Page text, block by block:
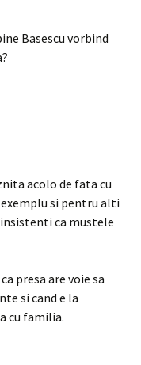
Basescu vorbind
acolo de fata cu
si pentru alti
ca mustele
presa are voie sa
si cand e la
cu familia.